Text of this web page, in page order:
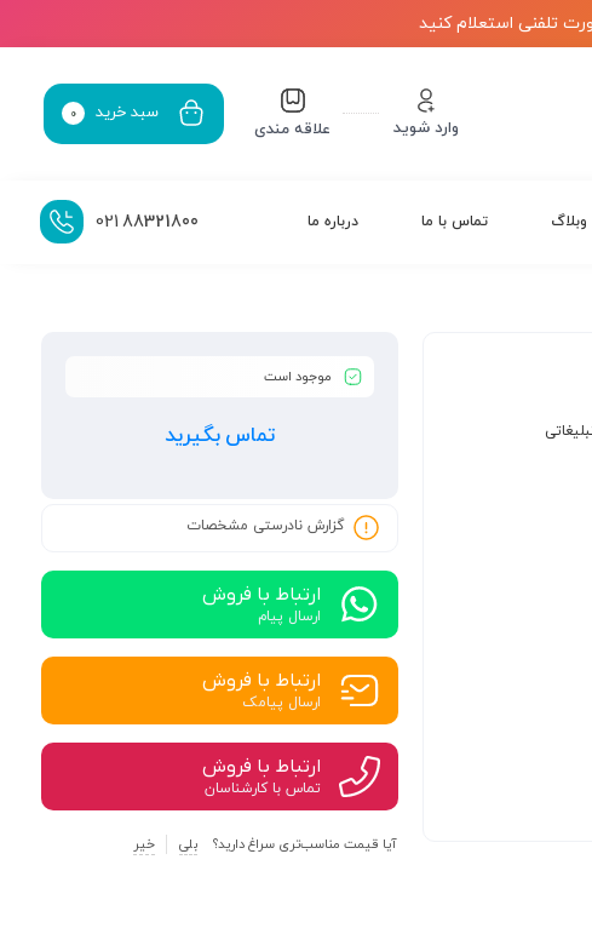
تلفنی استعلام کنید
وارد شوید علاقه مندی
سبد خرید 0
وبلاگ تماس با ما درباره ما 88321800
021
موجود است
تماس بگیرید
گزارش نادرستی مشخصات
ارتباط با فروش
ارسال پیام
ارتباط با فروش
ارسال پیامک
ارتباط با فروش
تماس با کارشناسان
آیا قیمت مناسب‌تری سراغ دارید؟ بلی خیر